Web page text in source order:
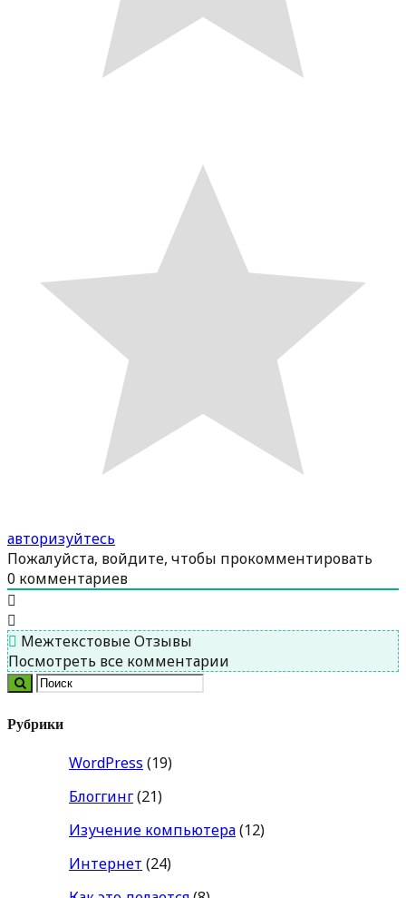
авторизуйтесь
Пожалуйста, войдите, чтобы прокомментировать
0 комментариев
Межтекстовые Отзывы
Посмотреть все комментарии
Рубрики
WordPress (19)
Блоггинг(21)
Изучение компьютера(12)
Интернет (24)